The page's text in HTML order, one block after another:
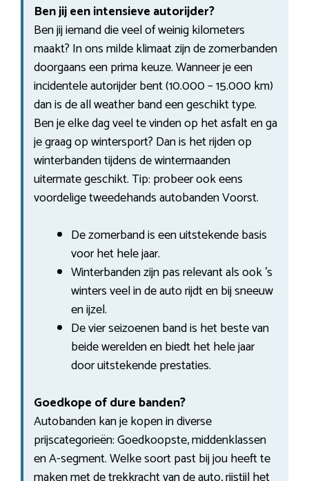
Ben jij een intensieve autorijder?
Ben jij iemand die veel of weinig kilometers
maakt? In ons milde klimaat zijn de zomerbanden
doorgaans een prima keuze. Wanneer je een
incidentele autorijder bent (10.000 – 15.000 km)
dan is de all weather band een geschikt type.
Ben je elke dag veel te vinden op het asfalt en ga
je graag op wintersport? Dan is het rijden op
winterbanden tijdens de wintermaanden
uitermate geschikt. Tip: probeer ook eens
voordelige tweedehands autobanden Voorst.
De zomerband is een uitstekende basis
voor het hele jaar.
Winterbanden zijn pas relevant als ook ’s
winters veel in de auto rijdt en bij sneeuw
en ijzel.
De vier seizoenen band is het beste van
beide werelden en biedt het hele jaar
door uitstekende prestaties.
Goedkope of dure banden?
Autobanden kan je kopen in diverse
prijscategorieën: Goedkoopste, middenklassen
en A-segment. Welke soort past bij jou heeft te